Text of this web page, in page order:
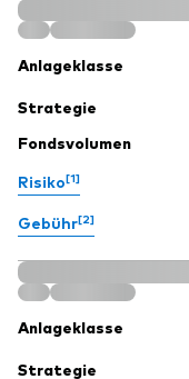
Anlageklasse
Strategie
Fondsvolumen
Risiko[1]
Gebühr[2]
Anlageklasse
Strategie